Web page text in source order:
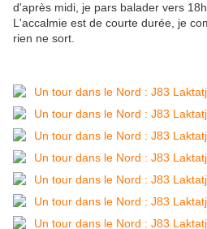
d'après midi, je pars balader vers 18h.
L'accalmie est de courte durée, je
rien ne sort.